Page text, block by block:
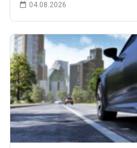
04.08.2026